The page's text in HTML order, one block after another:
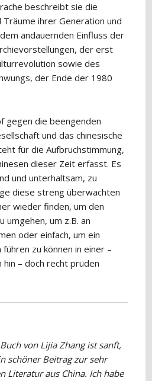
beschreibt sie die
Träume ihrer Generation und
andauernden Einfluss der
der erst
sowie des
der Ende der 1980
gegen die beengenden
und das chinesische
für die Aufbruchstimmung,
dieser Zeit erfasst. Es
und unterhaltsam, zu
diese streng überwachten
wieder finden, um den
umgehen, um z.B. an
oder einfach, um ein
zu können in einer –
hin – doch recht prüden
von Lijia Zhang ist sanft,
schöner Beitrag zur sehr
Literatur aus China. Ich habe